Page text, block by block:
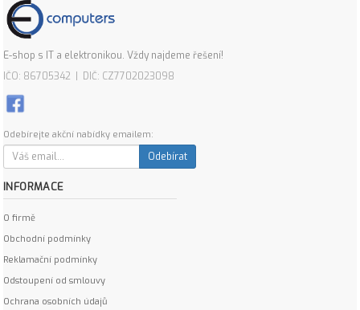
E-shop s IT a elektronikou. Vždy najdeme řešení!
IČO: 86705342 | DIČ: CZ7702023098
Odebírejte akční nabídky emailem:
Odebírat
INFORMACE
O firmě
Obchodní podmínky
Reklamační podmínky
Odstoupení od smlouvy
Ochrana osobních údajů